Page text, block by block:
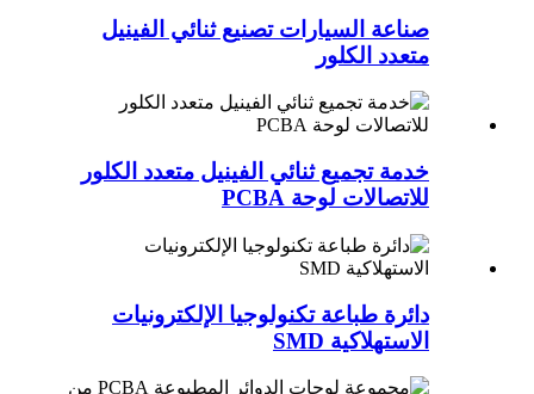
صناعة السيارات تصنيع ثنائي الفينيل
متعدد الكلور
خدمة تجميع ثنائي الفينيل متعدد الكلور
للاتصالات لوحة PCBA
دائرة طباعة تكنولوجيا الإلكترونيات
الاستهلاكية SMD